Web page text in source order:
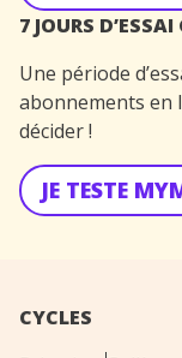
7 JOURS
Une période
abonnements en
décider !
JE TESTE
CYCLES